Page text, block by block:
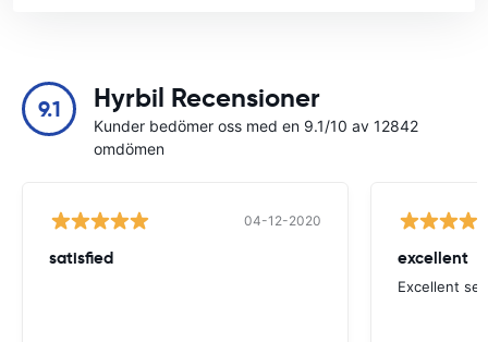
9.1 Hyrbil Recensioner
Kunder bedömer oss med en 9.1/10 av 12842
omdömen
04-12-2020
satisfied excellent
Excellent